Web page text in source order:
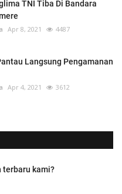
TNI Tiba Di Bandara
Apr 8, 2021 4487
Langsung Pengamanan
Apr 4, 2021 3612
terbaru kami?